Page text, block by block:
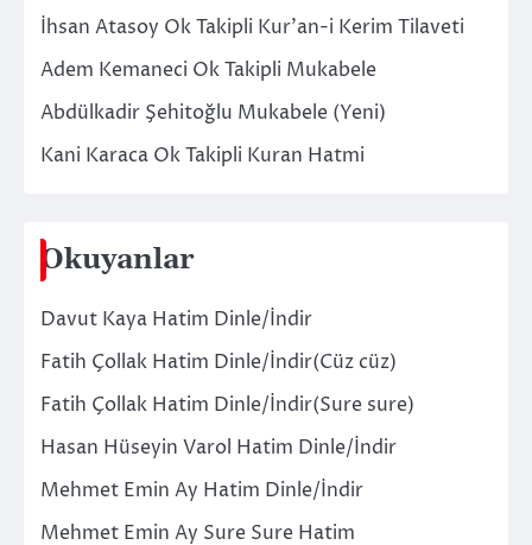
İhsan Atasoy Ok Takipli Kur’an-i Kerim Tilaveti
Adem Kemaneci Ok Takipli Mukabele
Abdülkadir Şehitoğlu Mukabele (Yeni)
Kani Karaca Ok Takipli Kuran Hatmi
Okuyanlar
Davut Kaya Hatim Dinle/İndir
Fatih Çollak Hatim Dinle/İndir(Cüz cüz)
Fatih Çollak Hatim Dinle/İndir(Sure sure)
Hasan Hüseyin Varol Hatim Dinle/İndir
Mehmet Emin Ay Hatim Dinle/İndir
Mehmet Emin Ay Sure Sure Hatim